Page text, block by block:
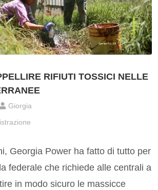
RIFIUTI TOSSICI NELLE
Giorgia
Georgia Power ha fatto di tutto per
federale che richiede alle centrali a
in modo sicuro le massicce